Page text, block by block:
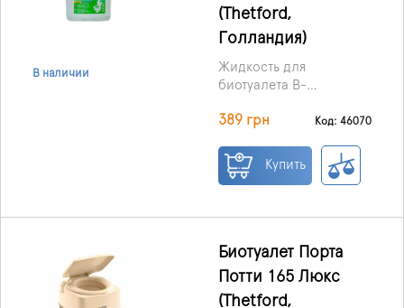
В наличии
(Thetford,
Голландия)
Жидкость для
биотуалета B-
Грин) используется в
биотуалетов для
расщепления отходов.
компанией Thetford.
Жидкость B-FreshGreen
бак, и биологически
расщепляет до 90% ПАВ
(поверхностно-
отходы, минимизирует
образование газов,
улучшает проходимость
слива и делает бак
389 грн Код: 46070
Купить
Биотуалет Порта
Потти 165 Люкс
(Thetford,